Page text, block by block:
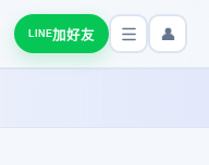
LINE加好友 👤